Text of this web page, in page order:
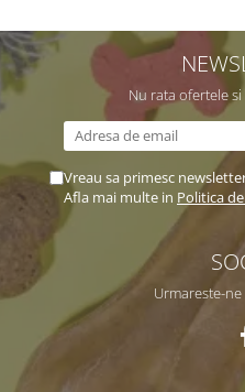
Nu rata ofertele
Vreau sa primesc
Afla mai multe in Politica
Urmareste-